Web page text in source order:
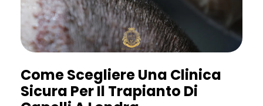
Come Scegliere Una Clinica
Sicura Per Il Trapianto Di